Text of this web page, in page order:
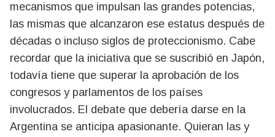
mecanismos que impulsan las grandes potencias,
las mismas que alcanzaron ese estatus después de
décadas o incluso siglos de proteccionismo. Cabe
recordar que la iniciativa que se suscribió en Japón,
todavía tiene que superar la aprobación de los
congresos y parlamentos de los países
involucrados. El debate que debería darse en la
Argentina se anticipa apasionante. Quieran las y